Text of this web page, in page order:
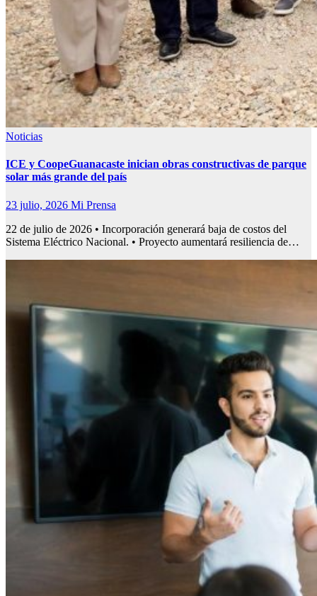
Noticias
ICE y CoopeGuanacaste inician obras constructivas de parque
solar más grande del país
23 julio, 2026 Mi Prensa
22 de julio de 2026 • Incorporación generará baja de costos del
Sistema Eléctrico Nacional. • Proyecto aumentará resiliencia de…